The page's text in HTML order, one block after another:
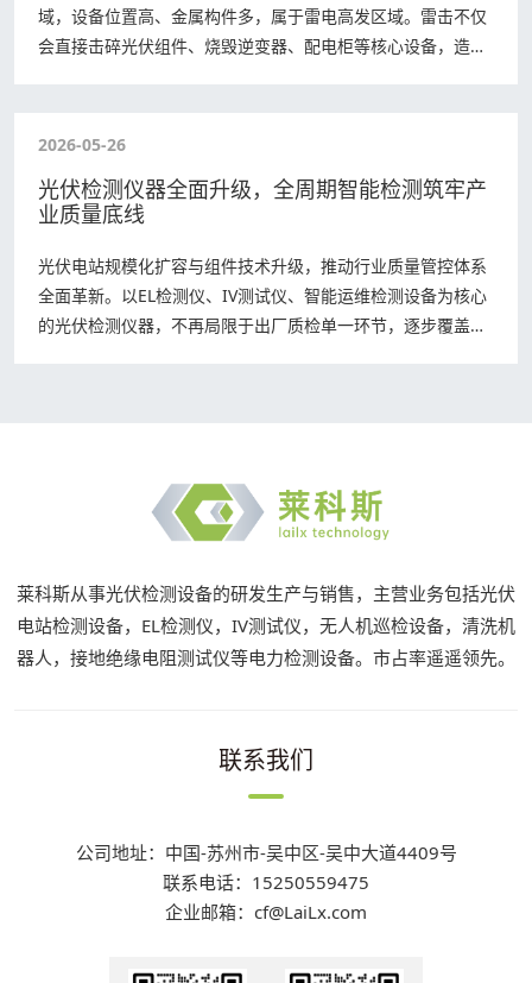
域，设备位置高、金属构件多，属于雷电高发区域。雷击不仅
会直接击碎光伏组件、烧毁逆变器、配电柜等核心设备，造成
2026-05-26
光伏检测仪器全面升级，全周期智能检测筑牢产
业质量底线
光伏电站规模化扩容与组件技术升级，推动行业质量管控体系
全面革新。以EL检测仪、IV测试仪、智能运维检测设备为核心
的光伏检测仪器，不再局限于出厂质检单一环节，逐步覆盖生
莱科斯从事光伏检测设备的研发生产与销售，主营业务包括光伏
电站检测设备，EL检测仪，IV测试仪，无人机巡检设备，清洗机
器人，接地绝缘电阻测试仪等电力检测设备。市占率遥遥领先。
联系我们
公司地址：中国-苏州市-吴中区-吴中大道4409号
联系电话：15250559475
企业邮箱：cf@LaiLx.com